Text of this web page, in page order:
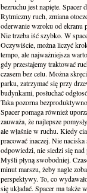
bezruchu jest napięte. Spacer
Rytmiczny ruch, zmiana
oderwanie wzroku od ekranu
Nie trzeba iść szybko. W
Oczywiście, można liczyć
tempo, ale najważniejsza
gdy przestajemy traktować
czasem bez celu. Można
parku, zatrzymać się przy
budynkami, posłuchać
Taka pozorna
Spacer pomaga również
zauważa, że najlepsze
ale właśnie w ruchu. Kiedy
pracować inaczej. Nie
odpowiedzi, nie siedzi się nad
Myśli płyną swobodniej.
minut marszu, żeby nagle
perspektywy. To, co
się układać. Spacer ma także